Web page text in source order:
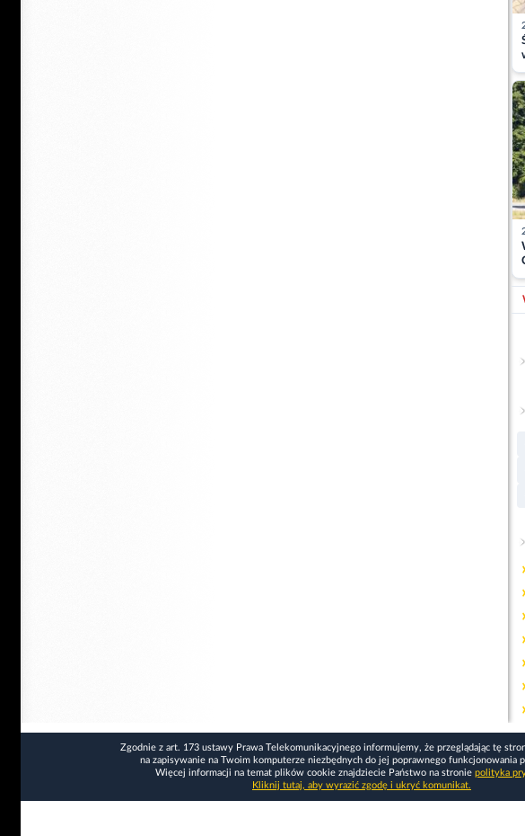
Zgodnie z art. 173 ustawy Prawa Telekomunikacyjnego informujemy, że przeglądając tę
na zapisywanie na Twoim komputerze niezbędnych do jej poprawnego funkcjonowania
Więcej informacji na temat plików cookie znajdziecie Państwo na stronie polityka
Kliknij tutaj, aby wyrazić zgodę i ukryć komunikat.